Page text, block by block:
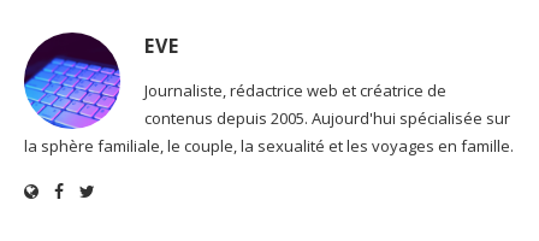
EVE
Journaliste, rédactrice web et créatrice de
contenus depuis 2005. Aujourd'hui spécialisée sur
la sphère familiale, le couple, la sexualité et les voyages en famille.